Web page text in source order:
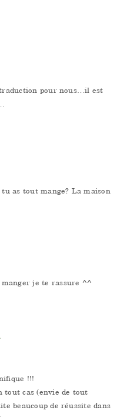
pour nous…il est
as tout mange? La maison
manger je te rassure ^^
!!!
tout cas (envie de tout
beaucoup de réussite dans